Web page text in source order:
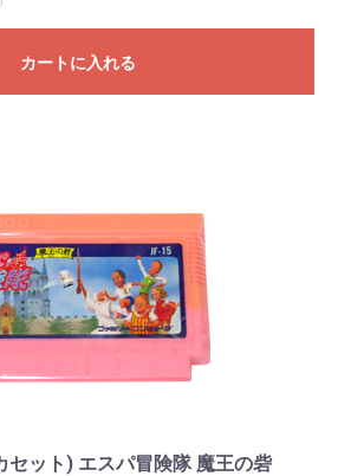
カートに入れる
セット) エスパ冒険隊 魔王の砦